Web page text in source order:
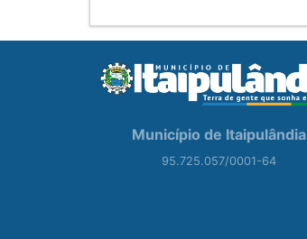
Município de Itaipulândia
95.725.057/0001-64